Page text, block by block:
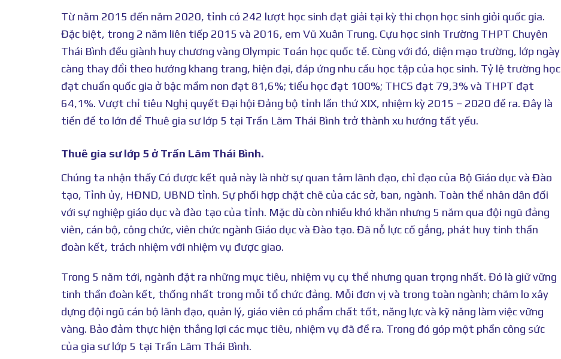
Từ năm 2015 đến năm 2020, tỉnh có 242 lượt học sinh đạt giải tại kỳ thi chọn học sinh giỏi quốc gia.
Đặc biệt, trong 2 năm liên tiếp 2015 và 2016, em Vũ Xuân Trung. Cựu học sinh Trường THPT Chuyên
Thái Bình đều giành huy chương vàng Olympic Toán học quốc tế. Cùng với đó, diện mạo trường, lớp ngày
càng thay đổi theo hướng khang trang, hiện đại, đáp ứng nhu cầu học tập của học sinh. Tỷ lệ trường học
đạt chuẩn quốc gia ở bậc mầm non đạt 81,6%; tiểu học đạt 100%; THCS đạt 79,3% và THPT đạt
64,1%. Vượt chỉ tiêu Nghị quyết Đại hội Đảng bộ tỉnh lần thứ XIX, nhiệm kỳ 2015 – 2020 đề ra. Đây là
tiền đề to lớn để Thuê gia sư lớp 5 tại Trần Lãm Thái Bình trở thành xu hướng tất yếu.
Thuê gia sư lớp 5 ở Trần Lãm Thái Bình.
Chúng ta nhận thấy Có được kết quả này là nhờ sự quan tâm lãnh đạo, chỉ đạo của Bộ Giáo dục và Đào
tạo, Tỉnh ủy, HĐND, UBND tỉnh. Sự phối hợp chặt chẽ của các sở, ban, ngành. Toàn thể nhân dân đối
với sự nghiệp giáo dục và đào tạo của tỉnh. Mặc dù còn nhiều khó khăn nhưng 5 năm qua đội ngũ đảng
viên, cán bộ, công chức, viên chức ngành Giáo dục và Đào tạo. Đã nỗ lực cố gắng, phát huy tinh thần
đoàn kết, trách nhiệm với nhiệm vụ được giao.
Trong 5 năm tới, ngành đặt ra những mục tiêu, nhiệm vụ cụ thể nhưng quan trọng nhất. Đó là giữ vững
tinh thần đoàn kết, thống nhất trong mỗi tổ chức đảng. Mỗi đơn vị và trong toàn ngành; chăm lo xây
dựng đội ngũ cán bộ lãnh đạo, quản lý, giáo viên có phẩm chất tốt, năng lực và kỹ năng làm việc vững
vàng. Bảo đảm thực hiện thắng lợi các mục tiêu, nhiệm vụ đã đề ra. Trong đó góp một phần công sức
của gia sư lớp 5 tại Trần Lãm Thái Bình.